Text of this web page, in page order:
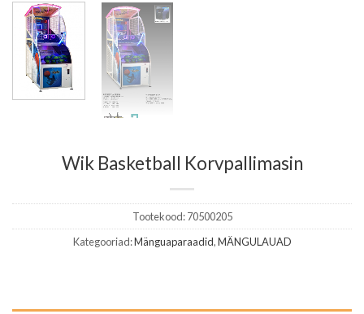
Wik Basketball Korvpallimasin
Tootekood:70500205
Kategooriad:Mänguaparaadid,MÄNGULAUAD